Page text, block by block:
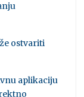
ostvariti
aplikaciju